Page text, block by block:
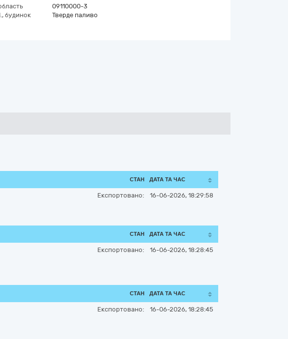
будинок
09110000-3
Тверде паливо
СТАН ДАТА ТА ЧАС
Експортовано: 16-06-2026, 18:29:58
СТАН ДАТА ТА ЧАС
Експортовано: 16-06-2026, 18:28:45
СТАН ДАТА ТА ЧАС
Експортовано: 16-06-2026, 18:28:45